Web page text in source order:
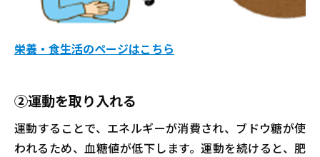
栄養・食生活のページはこちら
②運動を取り入れる
運動することで、エネルギーが消費され、ブドウ糖が使
われるため、血糖値が低下します。運動を続けると、肥